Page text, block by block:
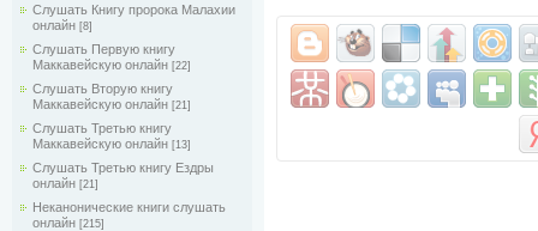
Слушать Книгу пророка Малахии
онлайн [8]
Слушать Первую книгу
Маккавейскую онлайн [22]
Слушать Вторую книгу
Маккавейскую онлайн [21]
Слушать Третью книгу
Маккавейскую онлайн [13]
Слушать Третью книгу Ездры
онлайн [21]
Неканонические книги слушать
онлайн [215]